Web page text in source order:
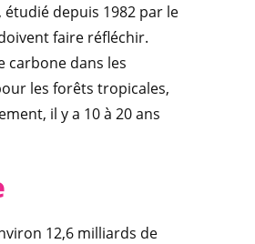
depuis 1982 par le
faire réfléchir.
carbone dans les
les forêts tropicales,
il y a 10 à 20 ans
12,6 milliards de